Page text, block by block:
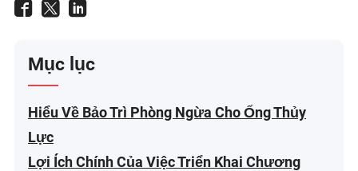
Mục lục
Hiểu Về Bảo Trì Phòng Ngừa Cho Ống Thủy
Lực
Lợi Ích Chính Của Việc Triển Khai Chương